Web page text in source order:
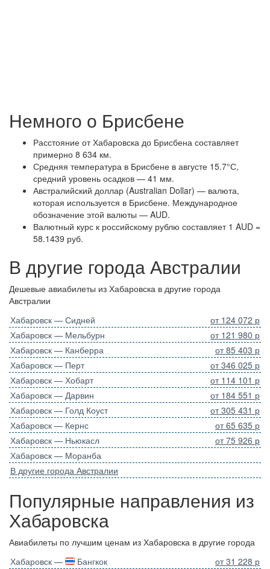
Немного о Брисбене
Расстояние от Хабаровска до Брисбена составляет
примерно 8 634 км.
Средняя температура в Брисбене в августе 15.7°С,
средний уровень осадков — 41 мм.
Австралийский доллар (Australian Dollar) — валюта,
которая используется в Брисбене. Международное
обозначение этой валюты — AUD.
Валютный курс к российскому рублю составляет 1 AUD =
58.1439 руб.
В другие города Австралии
Дешевые авиабилеты из Хабаровска в другие города
Австралии
Хабаровск — Сидней
от 124 072 р
Хабаровск — Мельбурн
от 121 980 р
Хабаровск — Канберра
от 85 403 р
Хабаровск — Перт
от 346 025 р
Хабаровск — Хобарт
от 114 101 р
Хабаровск — Дарвин
от 184 551 р
Хабаровск — Голд Коуст
от 305 431 р
Хабаровск — Кернс
от 65 635 р
Хабаровск — Ньюкасл
от 75 926 р
Хабаровск — Моранба
В другие города Австралии
Популярные направления из
Хабаровска
Авиабилеты по лучшим ценам из Хабаровска в другие города
Хабаровск —
Бангкок
от 31 228 р